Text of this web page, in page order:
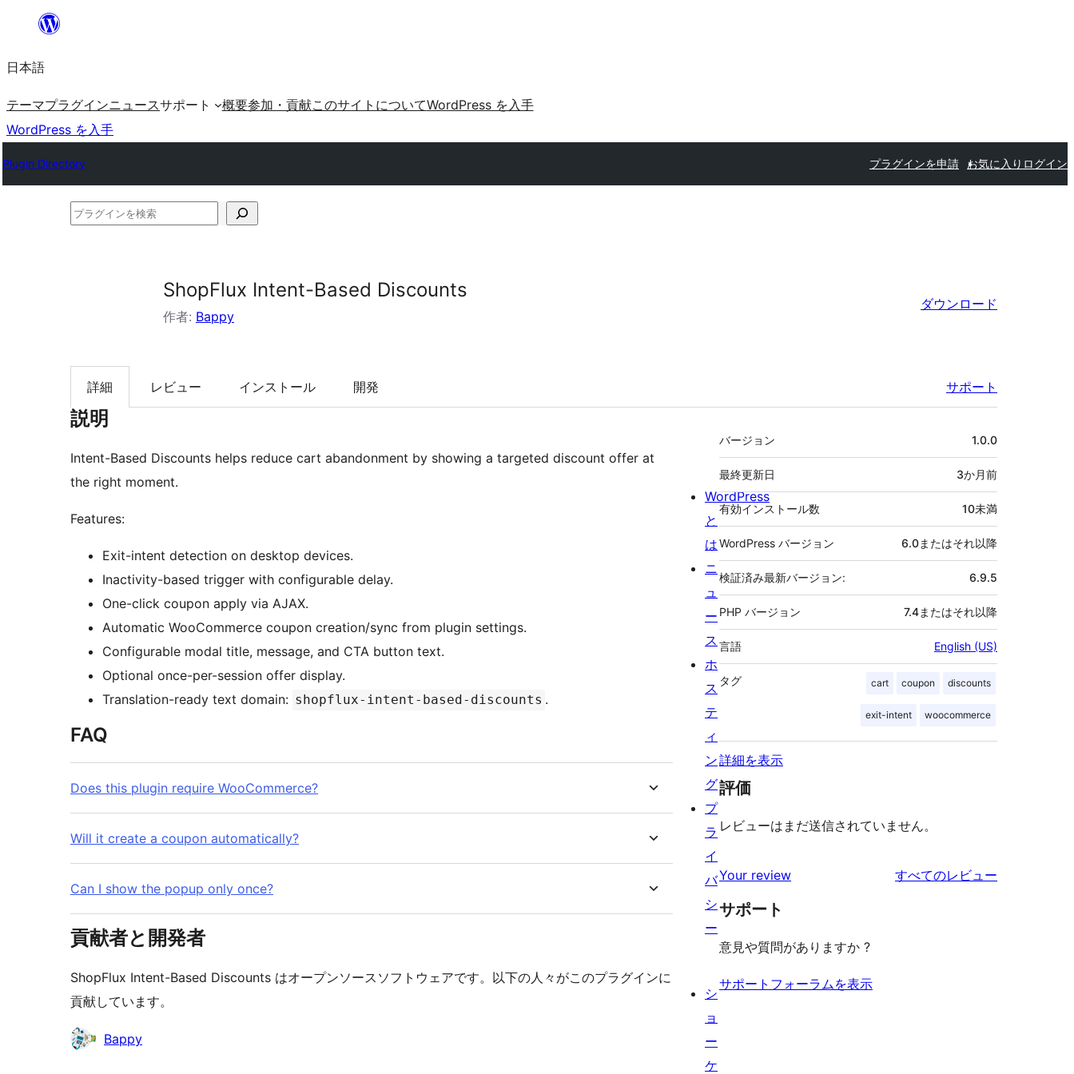
を
ッ
プ
日本語
テーマプラグインニュースサポート 概要参加・貢献このサイトについてWordPress を入手
WordPress を入手
Plugin Directory プラグインを申請 お気に入り ログイン
プ
ShopFlux Intent-Based Discounts
作者: Bappy
ダウンロード
詳細 レビュー インストール 開発 サポート
説明
Intent-Based Discounts helps reduce cart abandonment by showing a targeted discount offer at
the right moment.
Features:
Exit-intent detection on desktop devices.
Inactivity-based trigger with configurable delay.
One-click coupon apply via AJAX.
Automatic WooCommerce coupon creation/sync from plugin settings.
Configurable modal title, message, and CTA button text.
Optional once-per-session offer display.
Translation-ready text domain: shopflux-intent-based-discounts .
FAQ
Does this plugin require WooCommerce?
Will it create a coupon automatically?
Can I show the popup only once?
貢献者と開発者
ShopFlux Intent-Based Discounts はオープンソースソフトウェアです。以下の人々がこのプラグインに
貢献しています。
貢
Bappy
メ
タ
バージョン 1.0.0
最終更新日 3か月前
有効インストール数 10未満
WordPress バージョン 6.0またはそれ以降
検証済み最新バージョン: 6.9.5
PHP バージョン 7.4またはそれ以降
言語 English (US)
タグ cart coupon discounts
exit-intent woocommerce
詳細を表示
評価
レビューはまだ送信されていません。
Your review すべてのレビュー
サポート
意見や質問がありますか ?
サポートフォーラムを表示
WordPress
と
は
ニ
ュ
ー
ス
ホ
ス
テ
ィ
ン
グ
プ
ラ
イ
バ
シ
ー
シ
ョ
ー
ケ